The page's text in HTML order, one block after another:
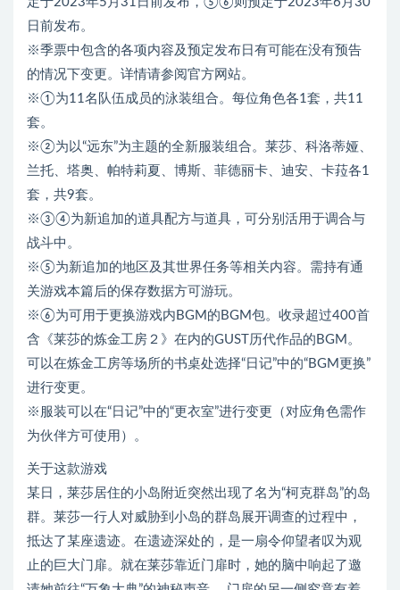
日前发布。
※季票中包含的各项内容及预定发布日有可能在没有预告
的情况下变更。详情请参阅官方网站。
※①为11名队伍成员的泳装组合。每位角色各1套，共11
套。
※②为以“远东”为主题的全新服装组合。莱莎、科洛蒂娅、
兰托、塔奥、帕特莉夏、博斯、菲德丽卡、迪安、卡菈各1
套，共9套。
※③④为新追加的道具配方与道具，可分别活用于调合与
战斗中。
※⑤为新追加的地区及其世界任务等相关内容。需持有通
关游戏本篇后的保存数据方可游玩。
※⑥为可用于更换游戏内BGM的BGM包。收录超过400首
含《莱莎的炼金工房２》在内的GUST历代作品的BGM。
可以在炼金工房等场所的书桌处选择“日记”中的“BGM更换”
进行变更。
※服装可以在“日记”中的“更衣室”进行变更（对应角色需作
为伙伴方可使用）。
关于这款游戏
某日，莱莎居住的小岛附近突然出现了名为“柯克群岛”的岛
群。莱莎一行人对威胁到小岛的群岛展开调查的过程中，
抵达了某座遗迹。在遗迹深处的，是一扇令仰望者叹为观
止的巨大门扉。就在莱莎靠近门扉时，她的脑中响起了邀